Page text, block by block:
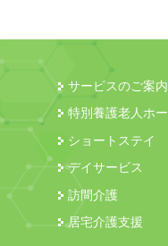
サービスのご案内
特別養護老人ホ
ショートステイ
デイサービス
訪問介護
居宅介護支援